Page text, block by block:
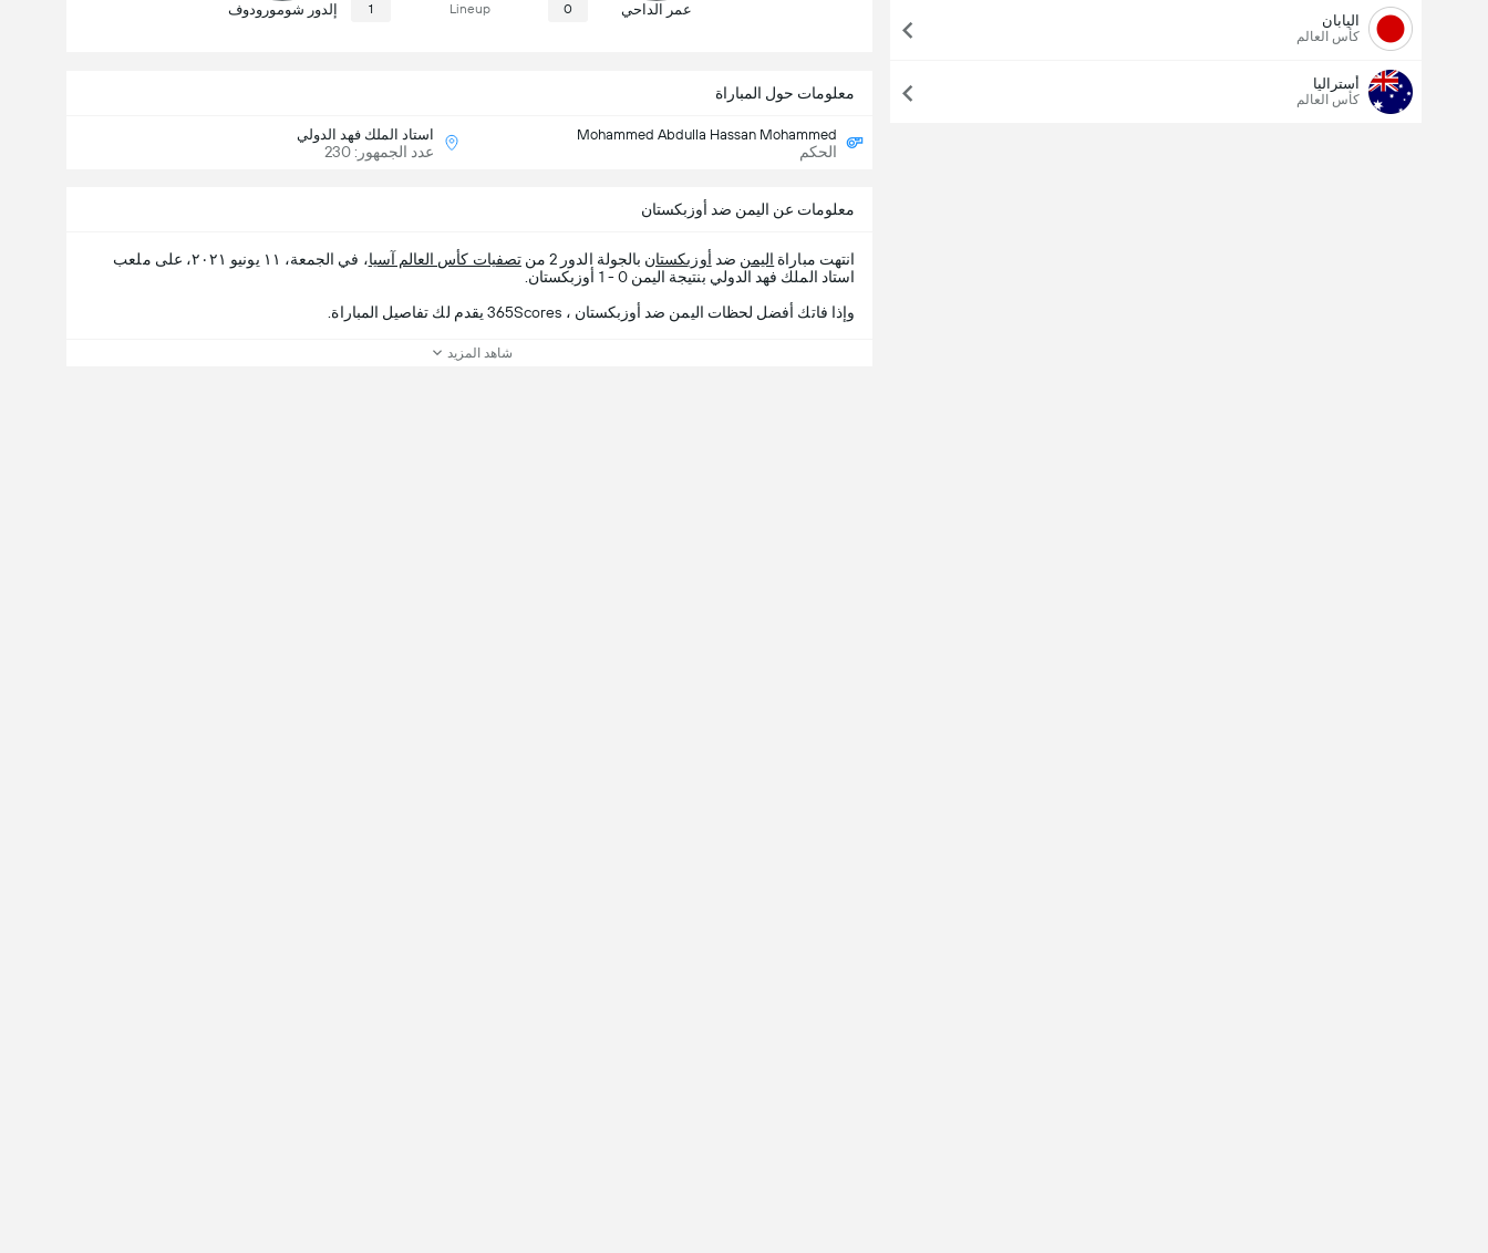
اليابان
كأس العالم
أستراليا
كأس العالم
عمر الداحي 0
Lineup
1 إلدور شومورودوف
معلومات حول المباراة
Mohammed Abdulla Hassan Mohammed
الحكم
استاد الملك فهد الدولي‎‎
عدد الجمهور: 230
معلومات عن اليمن ضد أوزبكستان
انتهت مباراة اليمن ضد أوزبكستان بالجولة الدور 2 من تصفيات كأس العالم آسيا
، في الجمعة، ١١ يونيو ٢٠٢١، على ملعب
استاد الملك فهد الدولي‎‎ بنتيجة اليمن 0 - 1 أوزبكستان.
وإذا فاتك أفضل لحظات اليمن ضد أوزبكستان ، 365Scores يقدم لك تفاصيل المباراة.
شاهد المزيد